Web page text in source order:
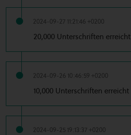
2024-09-27 11:21:46 +0200
20,000 Unterschriften erreicht
2024-09-26 10:46:59 +0200
10,000 Unterschriften erreicht
2024-09-25 19:13:37 +0200